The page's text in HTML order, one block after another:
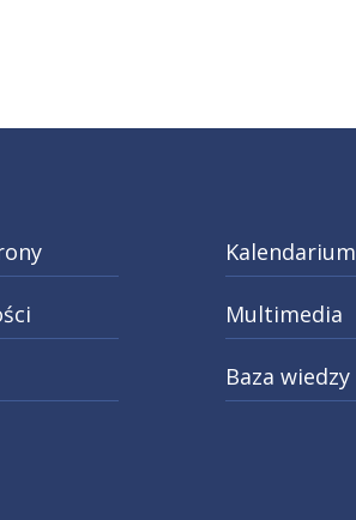
Kalendarium
Multimedia
Baza wiedzy